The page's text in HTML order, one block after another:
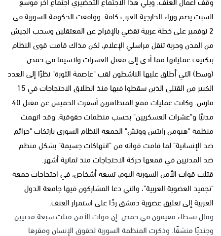
السبت يضم وزراء الخارجية العرب كافة. ووافقت الحكومة السورية في
2 نوفمبر على خطة عربية تقضي بالإفراج عن المعتقلين وسحب الجيش
من المدن وحرية تنقل مراسلي الإعلام، لكن مذاك قامت قوى النظام
بتكثيف عملياتها مما أدى إلى مقتل العشرات ولاسيما في حمص
(وسط) التي أطلق عليها الناشطون لقب "عاصمة الثورة" نظرًا إلى العدد
الكبير من القتلى الذين سقطوا فيها منذ انطلاق الاحتجاجات في 15
مارس. وكانت عمليات قمع المتظاهرين أسفرت الخميس عن مقتل 40
مدنيًا و"عشرات العسكريين" بحسب منظمات حقوقية. وقد اتهمت
منظمة "هيومن رايتس ووتش" الجمعة النظام السوري بارتكاب "جرائم
ضد الإنسانية" لما قامت قواته من "انتهاكات جسيمة" بشكل منظم
ضد المدنيين في قمعها حركة الاحتجاجات منذ ثمانية أشهر.
قتلت قوات الأمن السورية اليوم، تسعة أشخاص، في احتجاجات جمعة
"تجميد العضوية العربية"، والتي دعا المشاركون فيها جامعة الدول
العربية إلى تعليق عضوية دمشق ردًا على استمرار العنف.
وقال نشطاء مقيمون في حمص: إن قوات الأمن قتلت سبعة مدنيين
وجنديًا منشقًا. وذكرت المنظمة السورية لحقوق الإنسان ومقرها